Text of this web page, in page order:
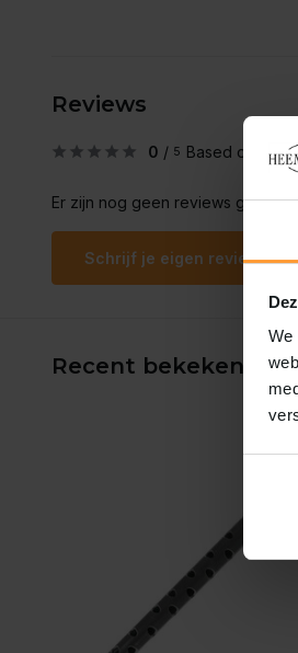
We
Reviews
0 / 5 Based on 0
Er zijn nog geen reviews
Schrijf je eigen review
Recent bekeken